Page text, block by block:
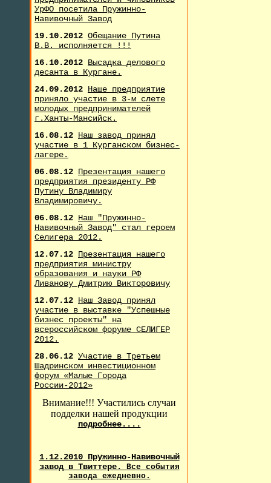
УрФО посетила Пружинно-
Навивочный Завод
19.10.2012 Обещание Путина
В.В. исполняется !!!
16.10.2012 Высадка делового
десанта в Кургане.
24.09.2012 Наше предприятие
приняло участие в 3-м слете
молодых предпринимателей
г.Ханты-Мансийск.
16.08.12 Наш завод принял
участие в 1 Курганском бизнес-
лагере.
06.08.12 Презентация нашего
предприятия президенту РФ
Путину Владимиру
Владимировичу.
06.08.12 Наш "Пружинно-
Навивочный Завод" стал героем
Селигера 2012.
12.07.12 Презентация нашего
предприятия министру
образования и науки РФ
Ливанову Дмитрию Викторовичу
12.07.12 Наш Завод принял
участие в выставке "Успешные
бизнес проекты" на
всероссийском форуме СЕЛИГЕР
2012.
28.06.12 Участие в Третьем
Шадринском инвестиционном
форум «Малые Города
России-2012»
Внимание!!! Участились случаи
подделки нашей продукции
подробнее....
1.12.2010 Пружинно-Навивочный
завод в Твиттере. Все события
завода ежедневно.